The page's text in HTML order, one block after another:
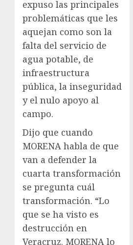
expuso las principales
problemáticas que les
aquejan como son la
falta del servicio de
agua potable, de
infraestructura
pública, la inseguridad
y el nulo apoyo al
campo.
Dijo que cuando
MORENA habla de que
van a defender la
cuarta transformación
se pregunta cuál
transformación. “Lo
que se ha visto es
destrucción en
Veracruz. MORENA lo